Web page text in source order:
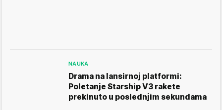
NAUKA
Drama na lansirnoj platformi:
Poletanje Starship V3 rakete
prekinuto u poslednjim sekundama